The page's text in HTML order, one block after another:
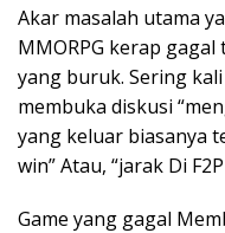
Akar masalah utama
MMORPG kerap
yang buruk. Sering
membuka diskusi
yang keluar biasanya
win” Atau, “jarak Di
Game yang gagal